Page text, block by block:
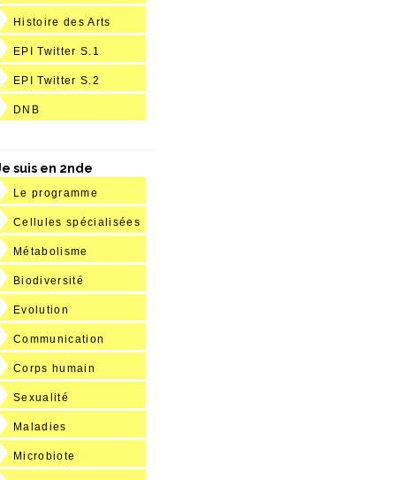
Histoire des Arts
EPI Twitter S.1
EPI Twitter S.2
DNB
suis en 2nde
Le programme
Cellules spécialisées
Métabolisme
Biodiversité
Evolution
Communication
Corps humain
Sexualité
Maladies
Microbiote